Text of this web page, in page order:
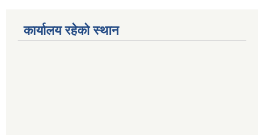
कार्यालय रहेको स्थान